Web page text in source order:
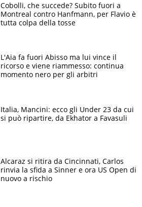
Cobolli, che succede? Subito fuori a
Montreal contro Hanfmann, per Flavio è
tutta colpa della tosse
L'Aia fa fuori Abisso ma lui vince il
ricorso e viene riammesso: continua
momento nero per gli arbitri
Italia, Mancini: ecco gli Under 23 da cui
si può ripartire, da Ekhator a Favasuli
Alcaraz si ritira da Cincinnati, Carlos
rinvia la sfida a Sinner e ora US Open di
nuovo a rischio